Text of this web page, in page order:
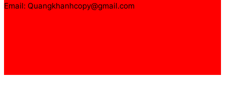
Email: Quangkhanhcopy@gmail.com